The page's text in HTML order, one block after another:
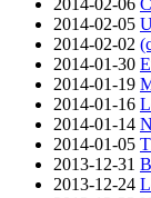
2014-02-05
2014-02-02
2014-01-30
2014-01-19
2014-01-16
2014-01-14
2014-01-05
2013-12-31
2013-12-24